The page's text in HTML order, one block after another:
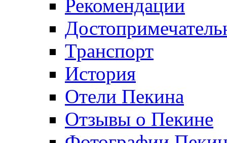
Рекомендации
Транспорт
История
Отели Пекина
Отзывы о Пекине